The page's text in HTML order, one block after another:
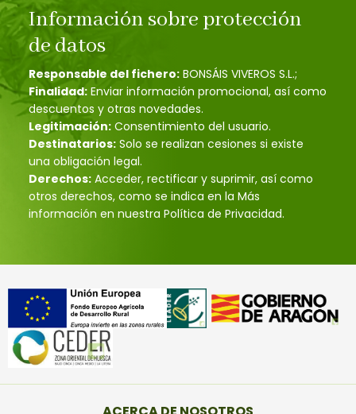
Información sobre protección
de datos
Responsable del fichero: BONSÁIS VIVEROS S.L.;
Finalidad: Enviar información promocional, así como
descuentos y otras novedades.
Legitimación: Consentimiento del usuario.
Destinatarios: Solo se realizan cesiones si existe
una obligación legal.
Derechos: Acceder, rectificar y suprimir, así como
otros derechos, como se indica en la Más
información en nuestra Política de Privacidad.